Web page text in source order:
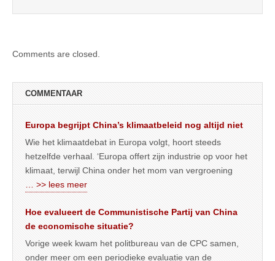
Comments are closed.
COMMENTAAR
Europa begrijpt China’s klimaatbeleid nog altijd niet
Wie het klimaatdebat in Europa volgt, hoort steeds
hetzelfde verhaal. ‘Europa offert zijn industrie op voor het
klimaat, terwijl China onder het mom van vergroening
… >> lees meer
Hoe evalueert de Communistische Partij van China
de economische situatie?
Vorige week kwam het politbureau van de CPC samen,
onder meer om een periodieke evaluatie van de